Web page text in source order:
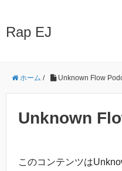
Rap EJ
ホーム / Unknown Flow
Unknown
このコンテンツは